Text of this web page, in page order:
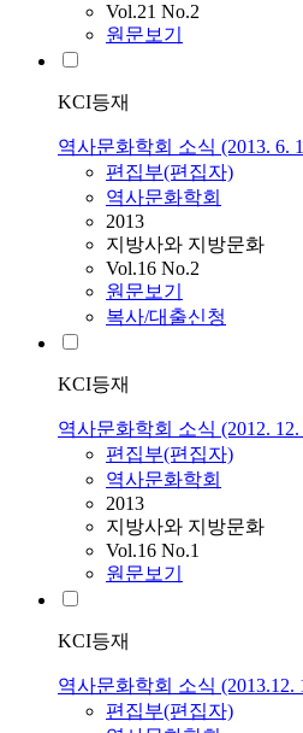
Vol.21 No.2
원문보기
KCI등재
역사문화학회 소식 (2013. 6.
편집부(편집자)
역사문화학회
2013
지방사와 지방문화
Vol.16 No.2
원문보기
복사/대출신청
KCI등재
역사문화학회 소식 (2012. 12.
편집부(편집자)
역사문화학회
2013
지방사와 지방문화
Vol.16 No.1
원문보기
KCI등재
역사문화학회 소식 (2013.12.
편집부(편집자)